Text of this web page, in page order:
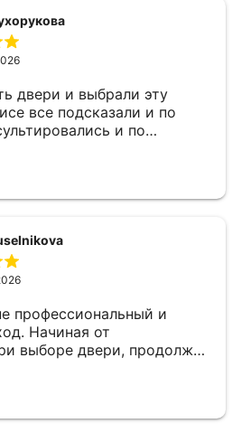
двери и выбрали эту
и по
ответила на все
и аккуратно,
С утра до
монтажа. Рекомендую!
профессиональный и
Начиная от
выборе двери, продолжая
завершая быстрой и
- отдельное спасибо!
в дальнейшем, по